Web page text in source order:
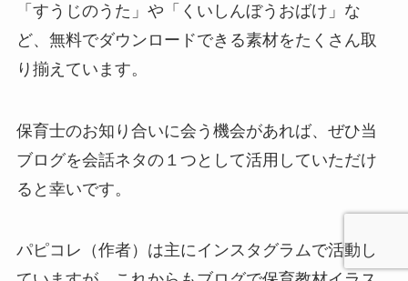
「すうじのうた」や「くいしんぼうおばけ」な
ど、無料でダウンロードできる素材をたくさん取
り揃えています。
保育士のお知り合いに会う機会があれば、ぜひ当
ブログを会話ネタの１つとして活用していただけ
ると幸いです。
パピコレ（作者）は主にインスタグラムで活動し